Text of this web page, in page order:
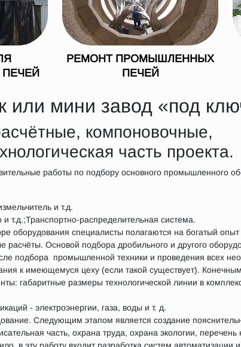
РЕМОНТ ПРОМЫШЛЕННЫХ
ПЕЧЕЙ
или мини завод «под
компоновочные,
часть проекта.
работы по подбору основного промышленного
и т.д.
т.д.;Транспортно-распределительная система.
оборудования специалисты полагаются на богатый
Основой подбора дробильного и другого
подбора промышленной техники и проведения всех
к имеющемуся цеху (если такой существует).
габаритные размеры технологической линии в
- электроэнергии, газа, воды и т. д.
Следующим этапом является создание
часть, охрана труда, охрана экологии, перечень